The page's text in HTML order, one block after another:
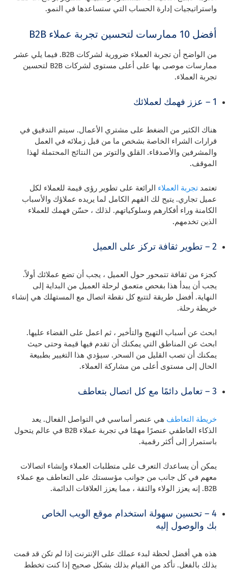
واستراتيجيات إدارة الحساب التي ستساعدها في النمو.
أفضل 10 ممارسات لتحسين تجربة عملاء B2B
من الواضح أن تجربة العملاء ضرورية لشركات B2B. فيما يلي عشر
ممارسات موصى بها على أعلى مستوى لشركات B2B لتحسين
تجربة العملاء.
1 – عزز فهمك لعملائك
هناك الكثير من الضغط على مشتري الأعمال. سيتم التدقيق في
قرارات الشراء الخاصة بشخص ما من قبل زملائه في العمل
والمشرفين والأصدقاء. القلق والتوتر من النتائج المحتملة لهذا
الموقف.
تعتمدتجربة العملاء الرائعة على تطوير رؤى قيمة للعملاء لكل
عميل تجاري. يتيح لك الفهم الكامل لما يريده عملاؤك والأسباب
الكامنة وراء أفكارهم وسلوكياتهم. لذلك ، حسّن فهمك للعملاء
الذين تخدمهم.
2 – تطوير ثقافة تركز على العميل
كجزء من ثقافة تتمحور حول العميل ، يجب أن تضع عملائك أولاً.
يجب أن يبدأ هذا بفحص متعمق لرحلة العميل من البداية إلى
النهاية. أفضل طريقة لتتبع كل نقطة اتصال مع المستهلك هي إنشاء
خريطة رحلة.
ابحث عن أسباب التهيج والتأخير ، ثم اعمل على القضاء عليها.
ابحث عن المناطق التي يمكنك أن تقدم فيها قيمة وحتى حيث
يمكنك أن تصب القليل من السحر. سيؤدي هذا التغيير بطبيعة
الحال إلى مستوى أعلى من مشاركة العملاء.
3 – تعامل دائمًا مع كل اتصال بتعاطف
خريطة التعاطف هي عنصر أساسي في التواصل الفعال. يعد
الذكاء العاطفي عنصرًا مهمًا في تجربة عملاء B2B في عالم يتحول
باستمرار إلى أكثر رقمية.
يمكن أن يساعدك التعرف على متطلبات العملاء وإنشاء اتصالات
معهم في كل جانب من جوانب مؤسستك على التعاطف مع عملاء
B2B. إنه يعزز الولاء والثقة ، مما يعزز العلاقات الدائمة.
4 – تحسين سهولة استخدام موقع الويب الخاص
بك والوصول إليه
هذه هي أفضل لحظة لبدء عملك على الإنترنت إذا لم تكن قد قمت
بذلك بالفعل. تأكد من القيام بذلك بشكل صحيح إذا كنت تخطط